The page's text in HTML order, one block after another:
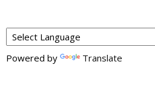
Powered by Translate